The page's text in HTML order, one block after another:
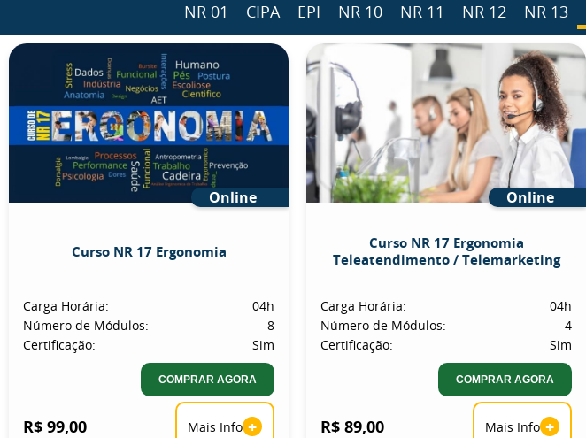
NR 01 CIPA EPI NR 10 NR 11 NR 12 NR 13
Online
Curso NR 17 Ergonomia
Carga Horária:
04h
Número de Módulos:
8
Certificação:
Sim
COMPRAR AGORA
R$ 99,00 Mais Info +
Online
Curso NR 17 Ergonomia
Teleatendimento / Telemarketing
Carga Horária:
04h
Número de Módulos:
4
Certificação:
Sim
COMPRAR AGORA
R$ 89,00 Mais Info +